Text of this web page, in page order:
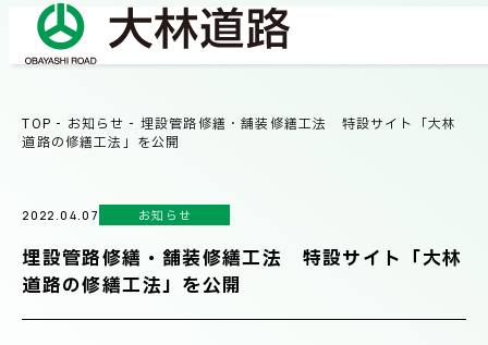
COMPANY
会社概要
社長メッセージ/企業理念
BUSINESS
事業紹介
TOP - お知らせ - 埋設管路修繕・舗装修繕工法 特設サイト「大林
道路の修繕工法」を公開
2022.04.07 お知らせ
埋設管路修繕・舗装修繕工法 特設サイト「大林
道路の修繕工法」を公開